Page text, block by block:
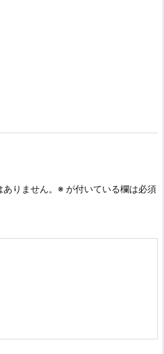
りません。 ※ が付いている欄は必須